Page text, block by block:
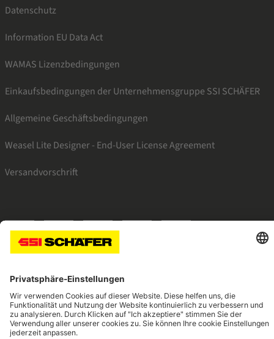
Datenschutz
Information EU Data Act
WAMAS Lizenzbedingungen
Einkaufsbedingungen der Unternehmensgruppe SSI SCHÄFER
Allgemeine Geschäftsbedingungen
Weasel Lite Designer - End-User License Agreement
Versandvorschrift
SSI linkedinSSI instagramSSI facebook
Navigate to home page